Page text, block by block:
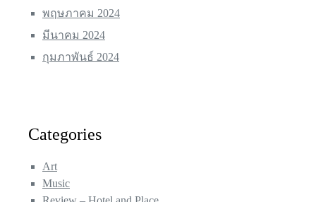
พฤษภาคม 2024
มีนาคม 2024
กุมภาพันธ์ 2024
Categories
Art
Music